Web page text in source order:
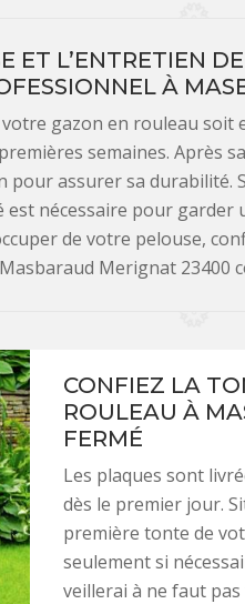
ET L’ENTRETIEN
À
gazon en rouleau soit
semaines. Après
pour assurer sa durabilité.
nécessaire pour garder
de votre pelouse,
Masbaraud Merignat 23400
CONFIEZ LA
ROULEAU À
FERMÉ
Les plaques sont
dès le premier jour.
première tonte de
seulement si
veillerai à ne faut